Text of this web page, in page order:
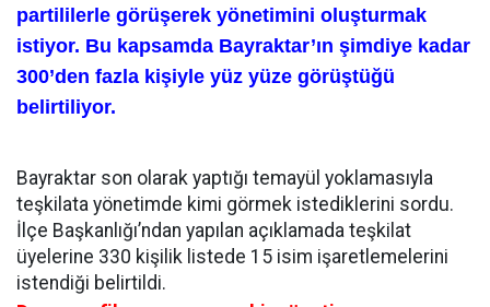
partililerle görüşerek yönetimini oluşturmak
istiyor. Bu kapsamda Bayraktar’ın şimdiye kadar
300’den fazla kişiyle yüz yüze görüştüğü
belirtiliyor.
Bayraktar son olarak yaptığı temayül yoklamasıyla
teşkilata yönetimde kimi görmek istediklerini sordu.
İlçe Başkanlığı’ndan yapılan açıklamada teşkilat
üyelerine 330 kişilik listede 15 isim işaretlemelerini
istendiği belirtildi.